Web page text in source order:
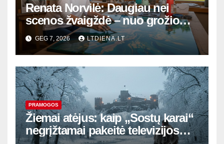
Renata Norvilė: Daugiau nei
scenos žvaigždė – nuo grožio
karalienės titulo iki epoksidinio
meno ir sodybos ramybės
GEG 7, 2026 LTDIENA.LT
PRAMOGOS
Žiemai atėjus: kaip „Sostų karai“
negrįžtamai pakeitė televizijos